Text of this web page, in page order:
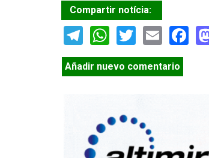
Compartir notícia:
Telegram
WhatsApp
TwitterEmail
Añadir nuevo comentario